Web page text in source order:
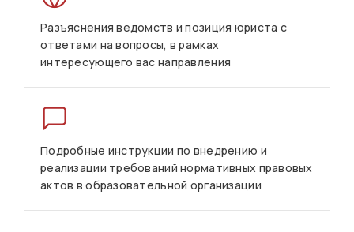
Разъяснения ведомств и позиция юриста с
ответами на вопросы, в рамках
интересующего вас направления
Подробные инструкции по внедрению и
реализации требований нормативных правовых
актов в образовательной организации